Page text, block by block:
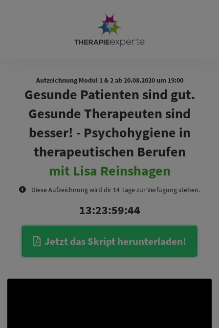
Aufzeichnung Modul 1 & 2 ab 20.08.2020 um 19:00
Gesunde Patienten sind gut.
Gesunde Therapeuten sind
besser! - Psychohygiene in
therapeutischen Berufen
mit Lisa Reinshagen
Diese Aufzeichnung wird dir 14 Tage zur Verfügung stehen.
13 23 59 44
Jetzt das Skript herunterladen!